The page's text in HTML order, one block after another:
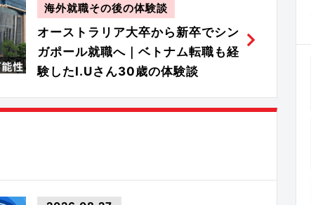
海外就職その後の体験談
オーストラリア大卒から新卒でシン
ガポール就職へ｜ベトナム転職も経
験したI.Uさん30歳の体験談